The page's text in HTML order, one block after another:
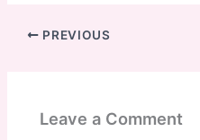
PREVIOUS
Leave a Comment